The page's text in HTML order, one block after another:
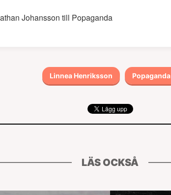
Johansson till Popaganda
Linnea Henriksson Popaganda
LÄS OCKSÅ